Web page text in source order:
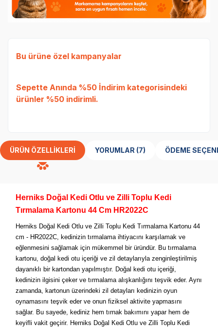
Bu ürüne özel kampanyalar
Sepette Anında %50 İndirim kategorisindeki
ürünler %50 indirimli.
ÜRÜN ÖZELLIKLERI YORUMLAR (7) ÖDEME
Herniks Doğal Kedi Otlu ve Zilli Toplu Kedi
Tırmalama Kartonu 44 Cm HR2022C
Herniks Doğal Kedi Otlu ve Zilli Toplu Kedi Tırmalama Kartonu 44
cm - HR2022C, kedinizin tırmalama ihtiyacını karşılamak ve
eğlenmesini sağlamak için mükemmel bir üründür. Bu tırmalama
kartonu, doğal kedi otu içeriği ve zil detaylarıyla zenginleştirilmiş
dayanıklı bir kartondan yapılmıştır. Doğal kedi otu içeriği,
kedinizin ilgisini çeker ve tırmalama alışkanlığını teşvik eder. Aynı
zamanda, kartonun üzerindeki zil detayları kedinizin oyun
oynamasını teşvik eder ve onun fiziksel aktivite yapmasını
sağlar. Bu sayede, kediniz hem tırnak bakımını yapar hem de
keyifli vakit geçirir. Herniks Doğal Kedi Otlu ve Zilli Toplu Kedi